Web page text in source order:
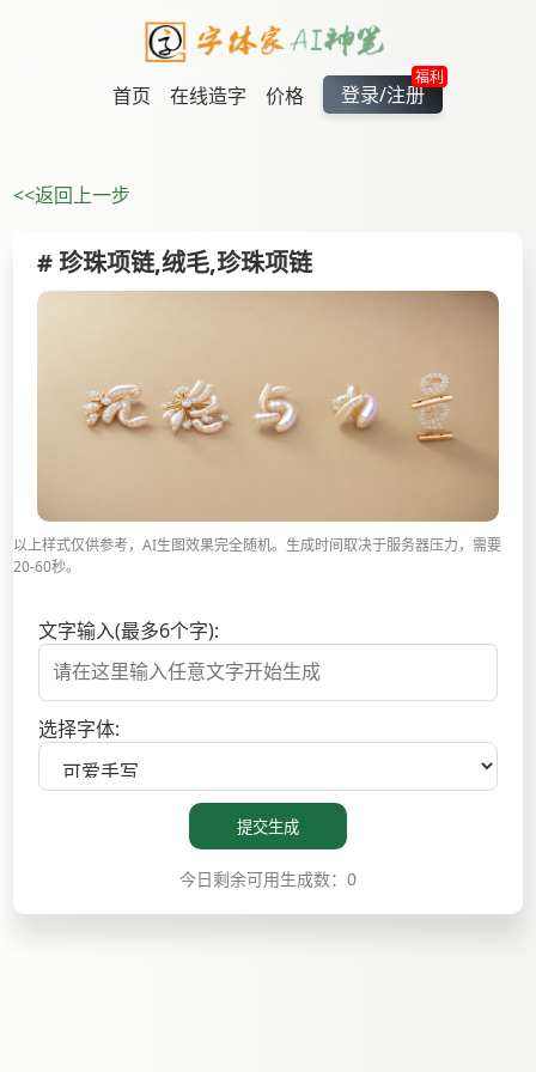
首页 在线造字 价格
福利
登录/注册
<<返回上一步
# 珍珠项链,绒毛,珍珠项链
以上样式仅供参考，AI生图效果完全随机。生成时间取决于服务器压力，需要
20-60秒。
文字输入(最多6个字):
选择字体:
提交生成
今日剩余可用生成数：0